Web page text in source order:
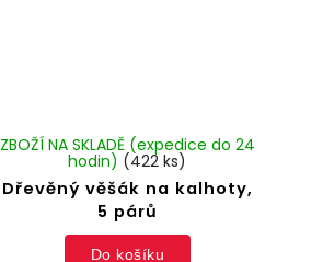
Dřevěný věšák na kalhoty,
5 párů
ZBOŽÍ NA SKLADĚ (expedice do 24
hodin) (422 ks)
Do košíku